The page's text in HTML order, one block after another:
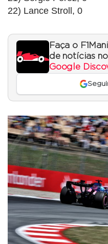
22) Lance Stroll, 0
Faça o
de notícias
Google